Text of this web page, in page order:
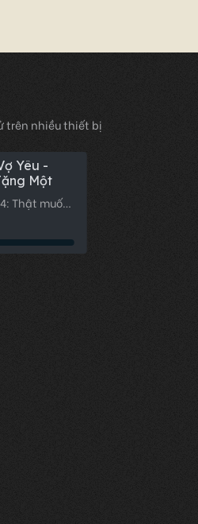
trên nhiều thiết bị
Yêu -
Một
Thật muốn